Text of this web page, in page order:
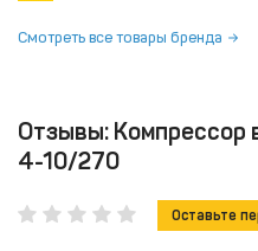
Смотреть все товары бренда
Отзывы: Компрессор
4-10/270
Оставьте